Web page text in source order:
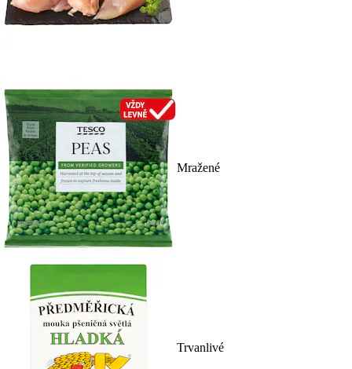
Mražené
Trvanlivé